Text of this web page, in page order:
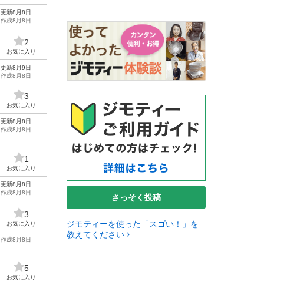
更新8月8日
作成8月8日
2
お気に入り
更新8月9日
作成8月8日
3
お気に入り
更新8月8日
作成8月8日
1
お気に入り
更新8月8日
作成8月8日
3
お気に入り
作成8月8日
5
お気に入り
さっそく投稿
ジモティーを使った「スゴい！」を
教えてください